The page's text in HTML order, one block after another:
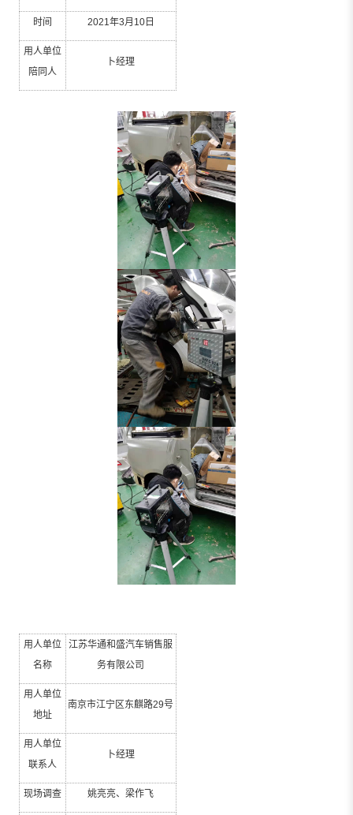
时间 2021年3月 10日
用人单位
陪同人
卜经理
用人单位
名称
江苏华通和盛汽车销售服
务有限公司
用人单位
地址
南京市江宁区东麒路29号
用人单位
联系人
卜经理
现场调查 姚亮亮、梁作飞